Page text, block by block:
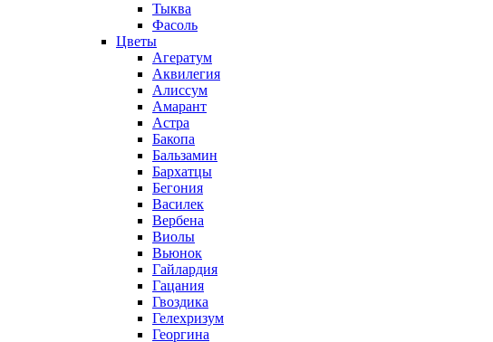
Тыква
Фасоль
Цветы
Агератум
Аквилегия
Алиссум
Амарант
Астра
Бакопа
Бальзамин
Бархатцы
Бегония
Василек
Вербена
Виолы
Вьюнок
Гайлардия
Гацания
Гвоздика
Гелехризум
Георгина